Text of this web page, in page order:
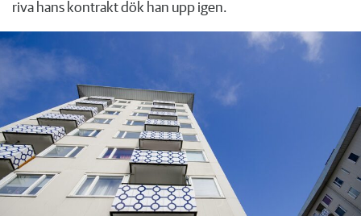
riva hans kontrakt dök han upp igen.